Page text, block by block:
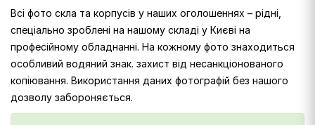
Всі фото скла та корпусів у наших оголошеннях – рідні,
спеціально зроблені на нашому складі у Києві на
професійному обладнанні. На кожному фото знаходиться
особливий водяний знак. захист від несанкціонованого
копіювання. Використання даних фотографій без нашого
дозволу забороняється.